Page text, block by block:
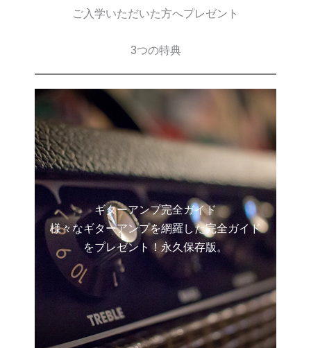
ご入学いただいた方へプレゼント
3つの特典
ギターアンプ完全ガイド
様々なギターアンプを網羅した完全ガイド
をプレゼント！永久保存版。